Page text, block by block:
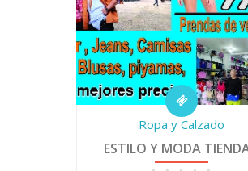
Ropa y Calzado
ESTILO Y MODA